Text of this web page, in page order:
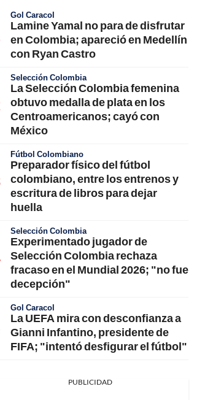
Gol Caracol
Lamine Yamal no para de disfrutar
en Colombia; apareció en Medellín
con Ryan Castro
Selección Colombia
La Selección Colombia femenina
obtuvo medalla de plata en los
Centroamericanos; cayó con
México
Fútbol Colombiano
Preparador físico del fútbol
colombiano, entre los entrenos y
escritura de libros para dejar
huella
Selección Colombia
Experimentado jugador de
Selección Colombia rechaza
fracaso en el Mundial 2026; "no fue
decepción"
Gol Caracol
La UEFA mira con desconfianza a
Gianni Infantino, presidente de
FIFA; "intentó desfigurar el fútbol"
PUBLICIDAD